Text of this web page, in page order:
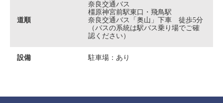
道順
奈良交通バス
橿原神宮前駅東口・飛鳥駅
奈良交通バス「奥山」下車 徒歩5分
（バスの系統は駅バス乗り場でご確
認ください）
設備 駐車場：あり